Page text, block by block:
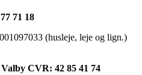
71 18
(husleje, leje og lign.)
CVR: 42 85 41 74